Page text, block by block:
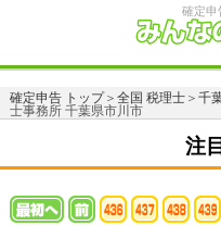
確定申
確定申告 トップ＞ 全国 税理士＞ 千
士事務所 千葉県市川市
注